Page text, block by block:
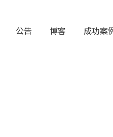
公告 博客 成功案